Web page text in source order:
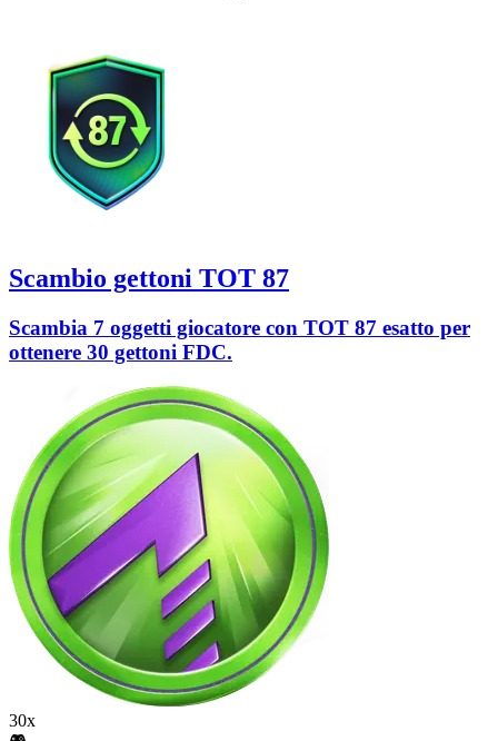
Scambio gettoni TOT 87
Scambia 7 oggetti giocatore con TOT 87 esatto per
ottenere 30 gettoni FDC.
30x